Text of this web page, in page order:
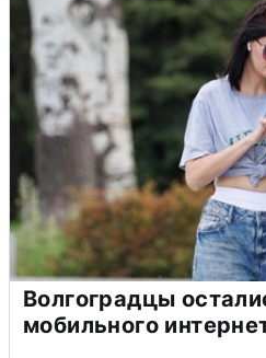
Волгоградцы
мобильного